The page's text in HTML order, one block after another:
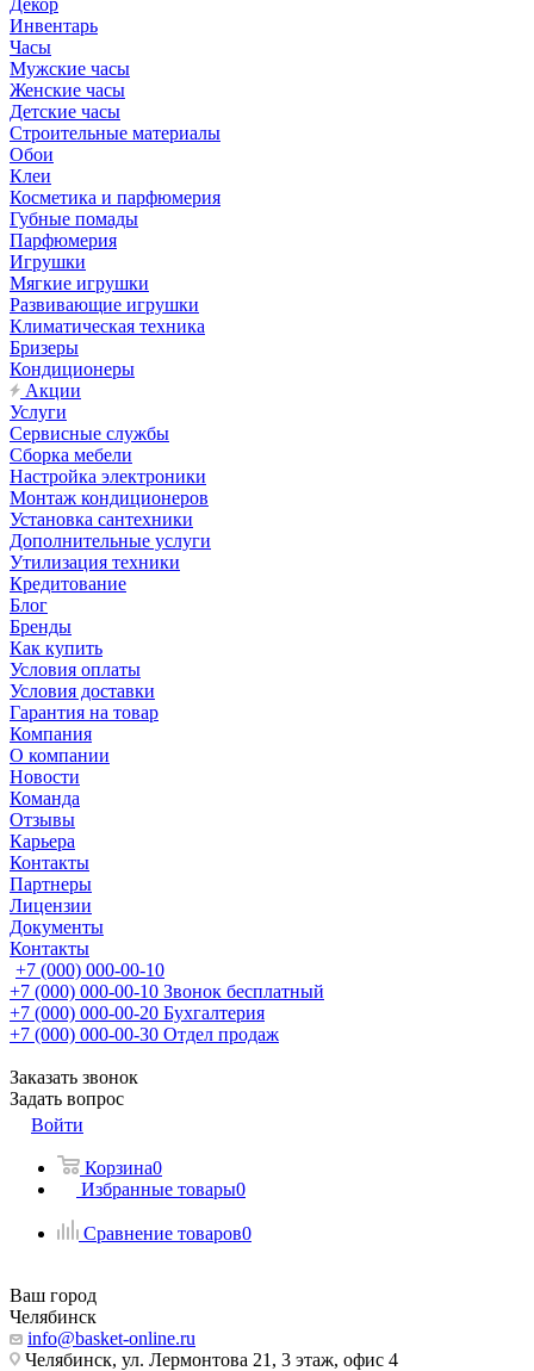
Декор
Инвентарь
Часы
Мужские часы
Женские часы
Детские часы
Строительные материалы
Обои
Клеи
Косметика и парфюмерия
Губные помады
Парфюмерия
Игрушки
Мягкие игрушки
Развивающие игрушки
Климатическая техника
Бризеры
Кондиционеры
Акции
Услуги
Сервисные службы
Сборка мебели
Настройка электроники
Монтаж кондиционеров
Установка сантехники
Дополнительные услуги
Утилизация техники
Кредитование
Блог
Бренды
Как купить
Условия оплаты
Условия доставки
Гарантия на товар
Компания
О компании
Новости
Команда
Отзывы
Карьера
Контакты
Партнеры
Лицензии
Документы
Контакты
+7 (000) 000-00-10
+7 (000) 000-00-10 Звонок бесплатный
+7 (000) 000-00-20 Бухгалтерия
+7 (000) 000-00-30 Отдел продаж
Заказать звонок
Задать вопрос
Войти
Корзина0
Избранные товары0
Сравнение товаров0
Ваш город
Челябинск
info@basket-online.ru
Челябинск, ул. Лермонтова 21, 3 этаж, офис 4